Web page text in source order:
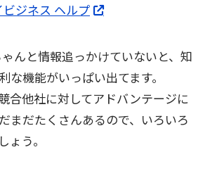
ジネス ヘルプ
んと情報追っかけていないと、知
な機能がいっぱい出てます。
合他社に対してアドバンテージに
まだたくさんあるので、いろいろ
ょう。